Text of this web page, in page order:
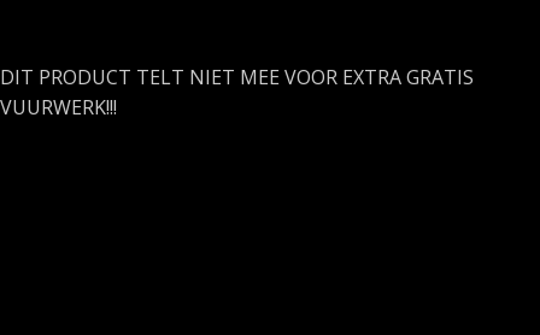
DIT PRODUCT TELT NIET MEE VOOR EXTRA GRATIS
VUURWERK!!!